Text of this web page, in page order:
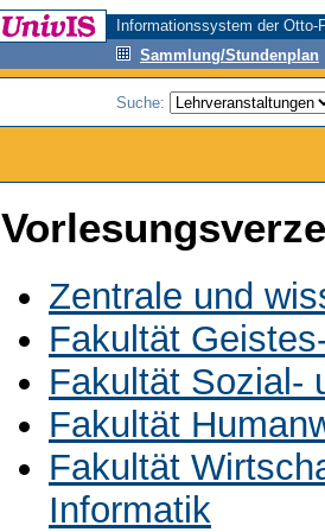
Informationssystem der
Sammlung/Stundenplan
Suche:
Zentrale und
Fakultät
Fakultät Sozial-
Fakultät
Fakultät
Informatik